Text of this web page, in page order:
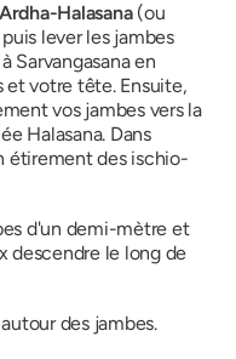
Ardha-Halasana(ou
lever les jambes
Sarvangasanaen
et votre tête. Ensuite,
vos jambes vers la
Halasana. Dans
étirement des ischio-
d'un demi-mètre et
descendre le long de
des jambes.